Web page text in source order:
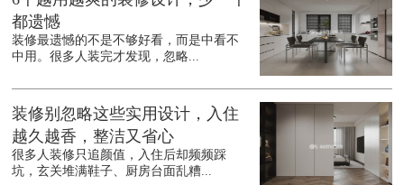
都遗憾
装修最遗憾的不是不够好看，而是中看不
中用。很多人装完才发现，忽略...
装修别忽略这些实用设计，入住
越久越香，整洁又省心
很多人装修只追颜值，入住后却频频踩
坑，玄关堆满鞋子、厨房台面乱糟...